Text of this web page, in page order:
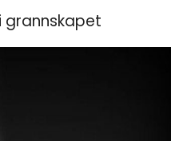
grannskapet